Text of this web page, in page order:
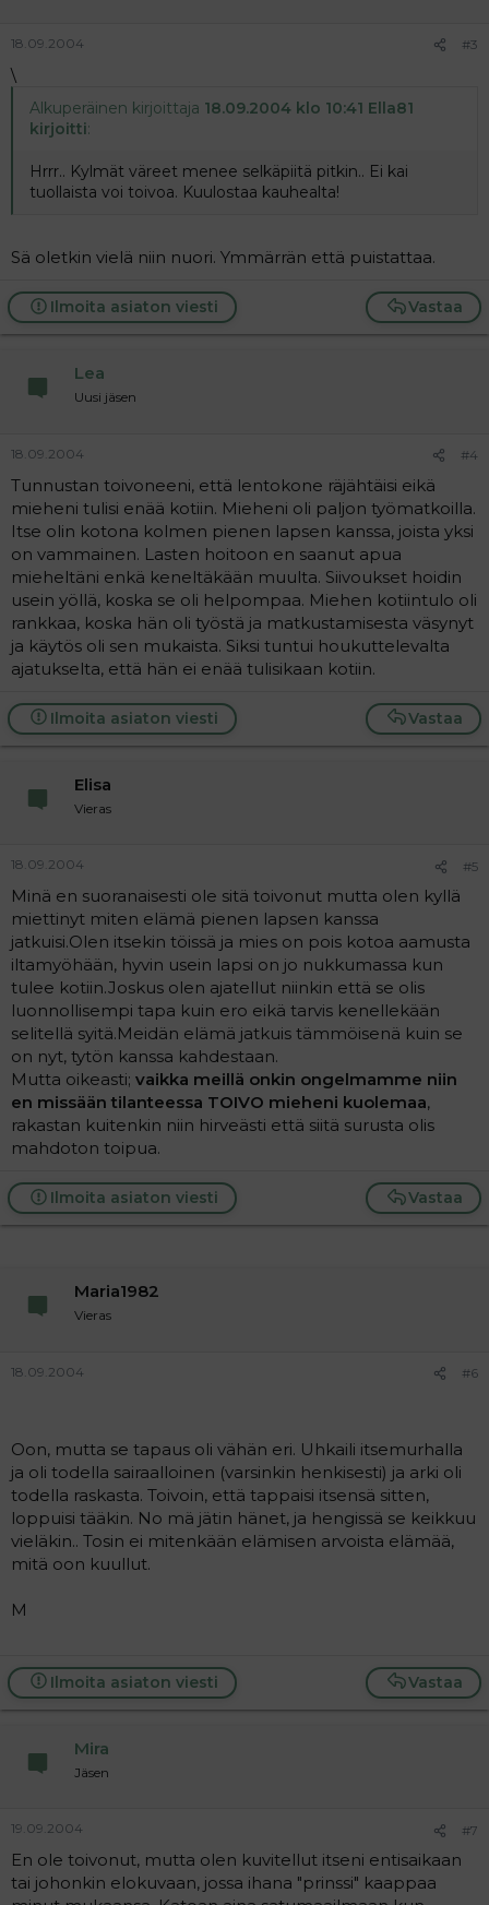
18.09.2004 #3
\
Alkuperäinen kirjoittaja 18.09.2004 klo 10:41 Ella81
kirjoitti:
Hrrr.. Kylmät väreet menee selkäpiitä pitkin.. Ei kai
tuollaista voi toivoa. Kuulostaa kauhealta!
Sä oletkin vielä niin nuori. Ymmärrän että puistattaa.
Vastaa
Ilmoita asiaton viesti
Lea
Uusi jäsen
18.09.2004 #4
Tunnustan toivoneeni, että lentokone räjähtäisi eikä
mieheni tulisi enää kotiin. Mieheni oli paljon työmatkoilla.
Itse olin kotona kolmen pienen lapsen kanssa, joista yksi
on vammainen. Lasten hoitoon en saanut apua
mieheltäni enkä keneltäkään muulta. Siivoukset hoidin
usein yöllä, koska se oli helpompaa. Miehen kotiintulo oli
rankkaa, koska hän oli työstä ja matkustamisesta väsynyt
ja käytös oli sen mukaista. Siksi tuntui houkuttelevalta
ajatukselta, että hän ei enää tulisikaan kotiin.
Vastaa
Ilmoita asiaton viesti
Elisa
Vieras
18.09.2004 #5
Minä en suoranaisesti ole sitä toivonut mutta olen kyllä
miettinyt miten elämä pienen lapsen kanssa
jatkuisi.Olen itsekin töissä ja mies on pois kotoa aamusta
iltamyöhään, hyvin usein lapsi on jo nukkumassa kun
tulee kotiin.Joskus olen ajatellut niinkin että se olis
luonnollisempi tapa kuin ero eikä tarvis kenellekään
selitellä syitä.Meidän elämä jatkuis tämmöisenä kuin se
on nyt, tytön kanssa kahdestaan.
Mutta oikeasti; vaikka meillä onkin ongelmamme niin
en missään tilanteessa TOIVO mieheni kuolemaa,
rakastan kuitenkin niin hirveästi että siitä surusta olis
mahdoton toipua.
Vastaa
Ilmoita asiaton viesti
Maria1982
Vieras
18.09.2004 #6
Oon, mutta se tapaus oli vähän eri. Uhkaili itsemurhalla
ja oli todella sairaalloinen (varsinkin henkisesti) ja arki oli
todella raskasta. Toivoin, että tappaisi itsensä sitten,
loppuisi tääkin. No mä jätin hänet, ja hengissä se keikkuu
vieläkin.. Tosin ei mitenkään elämisen arvoista elämää,
mitä oon kuullut.
M
Vastaa
Ilmoita asiaton viesti
Mira
Jäsen
19.09.2004 #7
En ole toivonut, mutta olen kuvitellut itseni entisaikaan
tai johonkin elokuvaan, jossa ihana "prinssi" kaappaa